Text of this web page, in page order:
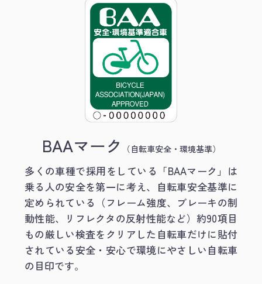
BAAマーク （自転車安全・環境基準）
多くの車種で採用をしている「BAAマーク」は
乗る人の安全を第一に考え、自転車安全基準に
定められている（フレーム強度、ブレーキの制
動性能、リフレクタの反射性能など）約90項目
もの厳しい検査をクリアした自転車だけに貼付
されている安全・安心で環境にやさしい自転車
の目印です。